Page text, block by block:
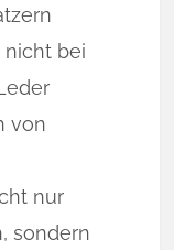
nicht bei
von
nur
sondern